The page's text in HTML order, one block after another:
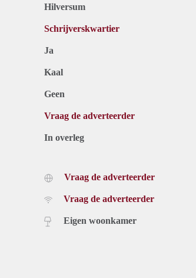
Hilversum
Schrijverskwartier
Ja
Kaal
Geen
Vraag de adverteerder
In overleg
Vraag de adverteerder
Vraag de adverteerder
Eigen woonkamer